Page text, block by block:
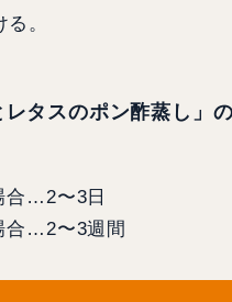
。
レタスのポン酢蒸し」
合…2〜3日
合…2〜3週間